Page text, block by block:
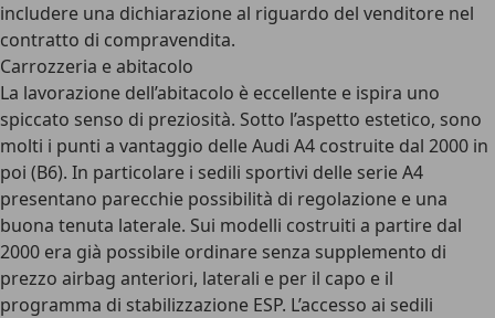
includere una dichiarazione al riguardo del venditore nel
contratto di compravendita.
Carrozzeria e abitacolo
La lavorazione dell’abitacolo è eccellente e ispira uno
spiccato senso di preziosità. Sotto l’aspetto estetico, sono
molti i punti a vantaggio delle Audi A4 costruite dal 2000 in
poi (B6). In particolare i sedili sportivi delle serie A4
presentano parecchie possibilità di regolazione e una
buona tenuta laterale. Sui modelli costruiti a partire dal
2000 era già possibile ordinare senza supplemento di
prezzo airbag anteriori, laterali e per il capo e il
programma di stabilizzazione ESP. L’accesso ai sedili